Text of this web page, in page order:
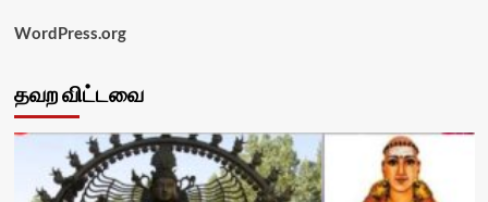
WordPress.org
தவற விட்டவை